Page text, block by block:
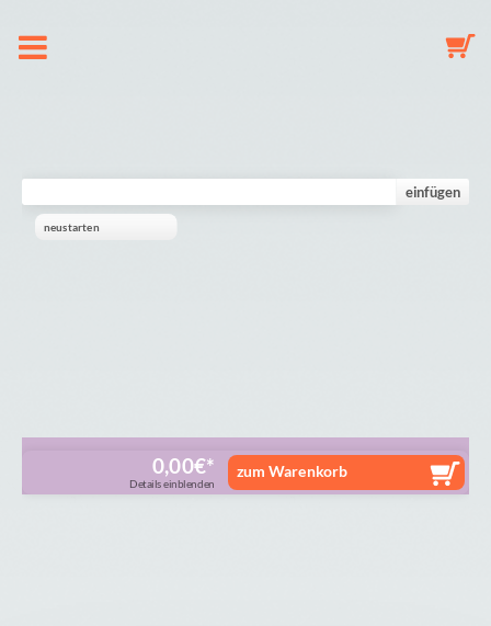
Winkelmandje
einfügen
neustarten
0,00€
Details einblenden
zum Warenkorb